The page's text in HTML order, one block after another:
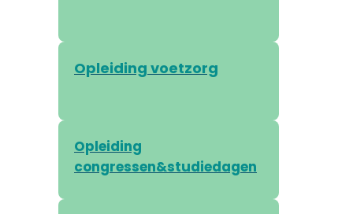
Opleiding voetzorg
Opleiding
congressen&studiedagen